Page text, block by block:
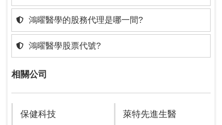
鴻曜醫學的股務代理是哪一間?
鴻曜醫學股票代號?
相關公司
保健科技 萊特先進生醫